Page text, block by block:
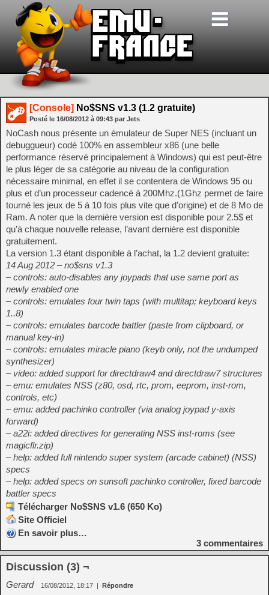
[Console] No$SNS v1.3 (1.2 gratuite)
Posté le 16/08/2012 à 09:43 par Jets
NoCash nous présente un émulateur de Super NES (incluant un
debuggueur) codé 100% en assembleur x86 (une belle
performance réservé principalement à Windows) qui est peut-être
le plus léger de sa catégorie au niveau de la configuration
nécessaire minimal, en effet il se contentera de Windows 95 ou
plus et d’un processeur cadencé à 200Mhz.(1Ghz permet de faire
tourné les jeux de 5 à 10 fois plus vite que d’origine) et de 8 Mo de
Ram. A noter que la dernière version est disponible pour 2.5$ et
qu’à chaque nouvelle release, l’avant dernière est disponible
gratuitement.
La version 1.3 étant disponible à l’achat, la 1.2 devient gratuite:
14 Aug 2012 – no$sns v1.3
– controls: auto-disables any joypads that use same port as
newly enabled one
– controls: emulates four twin taps (with multitap; keyboard keys
1..8)
– controls: emulates barcode battler (paste from clipboard, or
manual key-in)
– controls: emulates miracle piano (keyb only, not the undumped
synthesizer)
– video: added support for directdraw4 and directdraw7 structures
– emu: emulates NSS (z80, osd, rtc, prom, eeprom, inst-rom,
controls, etc)
– emu: added pachinko controller (via analog joypad y-axis
forward)
– a22i: added directives for generating NSS inst-roms (see
magicflr.zip)
– help: added full nintendo super system (arcade cabinet) (NSS)
specs
– help: added specs on sunsoft pachinko controller, fixed barcode
battler specs
Télécharger No$SNS v1.6 (650 Ko)
Site Officiel
En savoir plus…
3 commentaires
Discussion (3) ¬
Gerard 16/08/2012, 18:17 | Répondre